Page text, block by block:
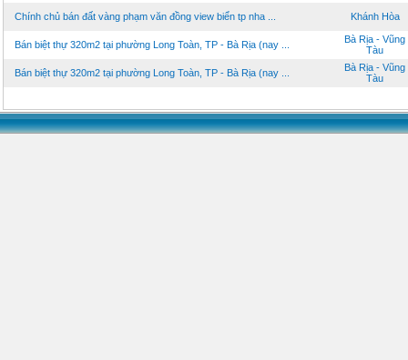
Chính chủ bán đất vàng phạm văn đồng view biển tp nha ... Khánh Hòa
Bán biệt thự 320m2 tại phường Long Toàn, TP - Bà Rịa (nay ...
Bà Rịa - Vũng
Tàu
Bán biệt thự 320m2 tại phường Long Toàn, TP - Bà Rịa (nay ...
Bà Rịa - Vũng
Tàu